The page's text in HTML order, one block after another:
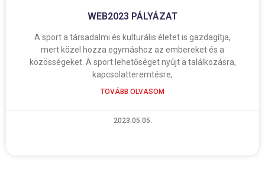
WEB2023 PÁLYÁZAT
A sport a társadalmi és kulturális életet is gazdagítja,
mert közel hozza egymáshoz az embereket és a
közösségeket. A sport lehetőséget nyújt a találkozásra,
kapcsolatteremtésre,
TOVÁBB OLVASOM
2023.05.05.